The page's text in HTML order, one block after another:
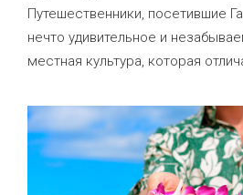
Путешественники, посетившие
нечто удивительное и
местная культура, которая